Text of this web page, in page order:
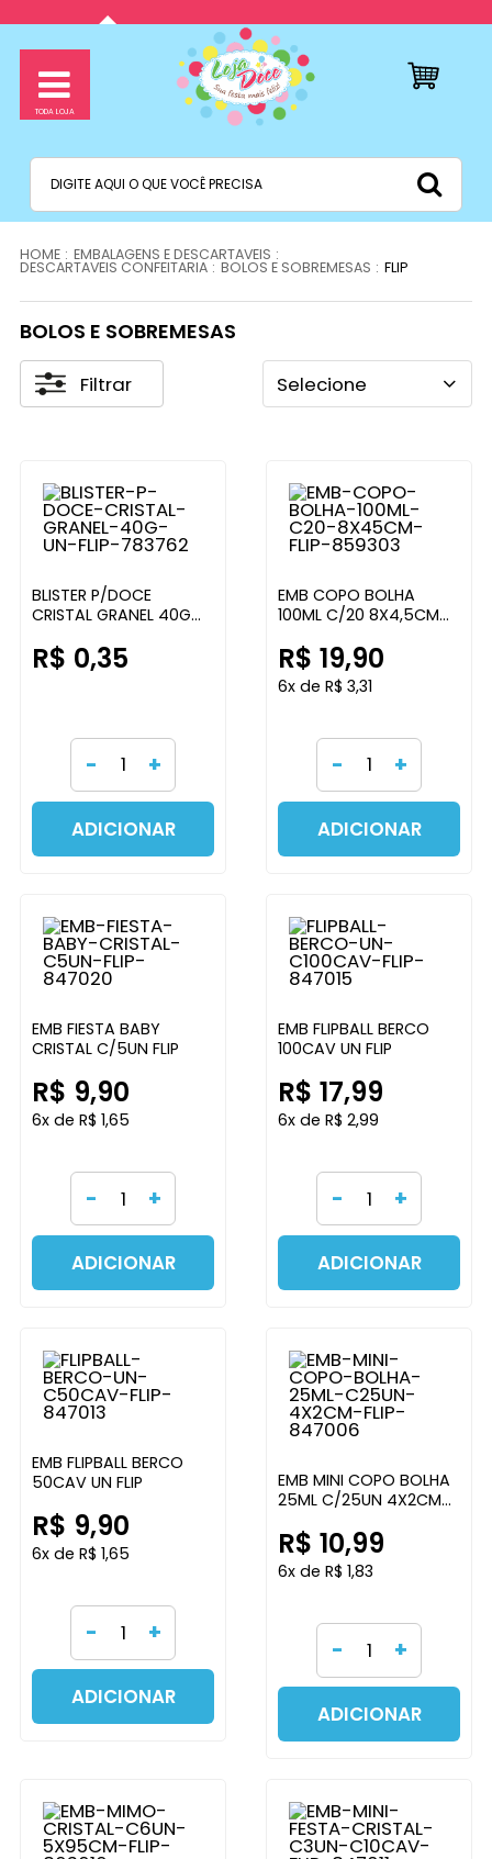
EMBALAGENS E DESCARTAVEIS
DESCARTAVEIS CONFEITARIA BOLOS E SOBREMESAS FLIP
BOLOS E SOBREMESAS
Filtrar Selecione
BLISTER P/DOCE
CRISTAL GRANEL 40G
R$ 0,35
- +
ADICIONAR
EMB COPO BOLHA
100ML C/20 8X4,5CM
R$ 19,90
6x de R$ 3,31
- +
ADICIONAR
EMB FIESTA BABY
CRISTAL C/5UN FLIP
R$ 9,90
6x de R$ 1,65
- +
ADICIONAR
EMB FLIPBALL BERCO
100CAV UN FLIP
R$ 17,99
6x de R$ 2,99
- +
ADICIONAR
EMB FLIPBALL BERCO
50CAV UN FLIP
R$ 9,90
6x de R$ 1,65
- +
ADICIONAR
EMB MINI COPO BOLHA
25ML C/25UN 4X2CM
R$ 10,99
6x de R$ 1,83
- +
ADICIONAR